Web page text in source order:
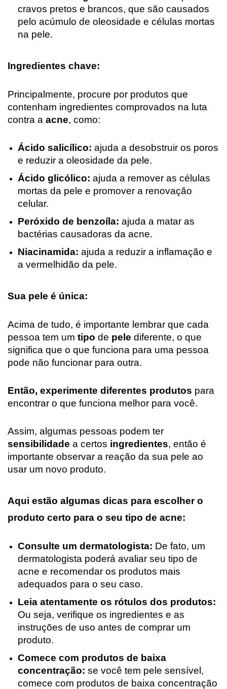
cravos pretos e brancos, que são causados
pelo acúmulo de oleosidade e células mortas
na pele.
Ingredientes chave:
Principalmente, procure por produtos que
contenham ingredientes comprovados na luta
contra a acne, como:
Ácido salicílico: ajuda a desobstruir os poros
e reduzir a oleosidade da pele.
Ácido glicólico: ajuda a remover as células
mortas da pele e promover a renovação
celular.
Peróxido de benzoíla: ajuda a matar as
bactérias causadoras da acne.
Niacinamida: ajuda a reduzir a inflamação e
a vermelhidão da pele.
Sua pele é única:
Acima de tudo, é importante lembrar que cada
pessoa tem um tipo de pele diferente, o que
significa que o que funciona para uma pessoa
pode não funcionar para outra.
Então, experimente diferentes produtos para
encontrar o que funciona melhor para você.
Assim, algumas pessoas podem ter
sensibilidade a certos ingredientes, então é
importante observar a reação da sua pele ao
usar um novo produto.
Aqui estão algumas dicas para escolher o
produto certo para o seu tipo de acne:
Consulte um dermatologista: De fato, um
dermatologista poderá avaliar seu tipo de
acne e recomendar os produtos mais
adequados para o seu caso.
Leia atentamente os rótulos dos produtos:
Ou seja, verifique os ingredientes e as
instruções de uso antes de comprar um
produto.
Comece com produtos de baixa
concentração: se você tem pele sensível,
comece com produtos de baixa concentração